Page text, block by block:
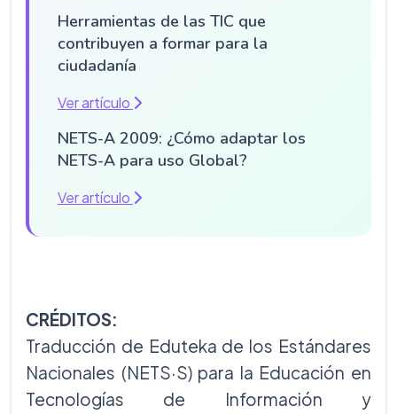
Herramientas de las TIC que
contribuyen a formar para la
ciudadanía
Ver artículo
NETS-A 2009: ¿Cómo adaptar los
NETS-A para uso Global?
Ver artículo
CRÉDITOS:
Traducción de Eduteka de los Estándares
Nacionales (NETS·S) para la Educación en
Tecnologías de Información y